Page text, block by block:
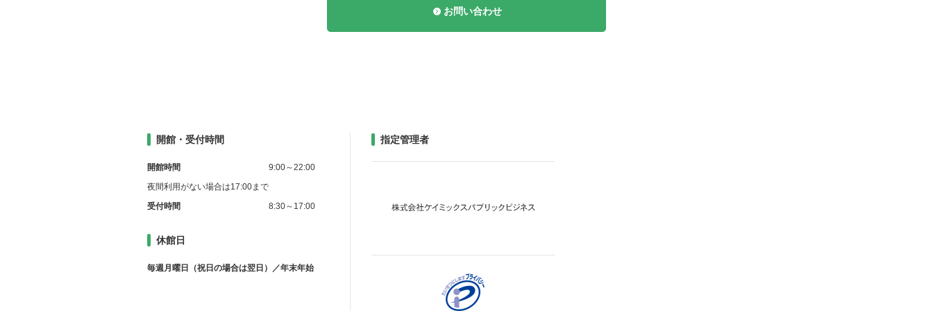
お問い合わせ
開館・受付時間
開館時間
9:00～22:00
夜間利用がない場合は17:00まで
受付時間
8:30～17:00
休館日
毎週月曜日（祝日の場合は翌日）／年末年始
指定管理者